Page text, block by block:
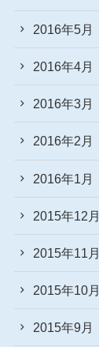
2016年5月
2016年4月
2016年3月
2016年2月
2016年1月
2015年12月
2015年11月
2015年10月
2015年9月